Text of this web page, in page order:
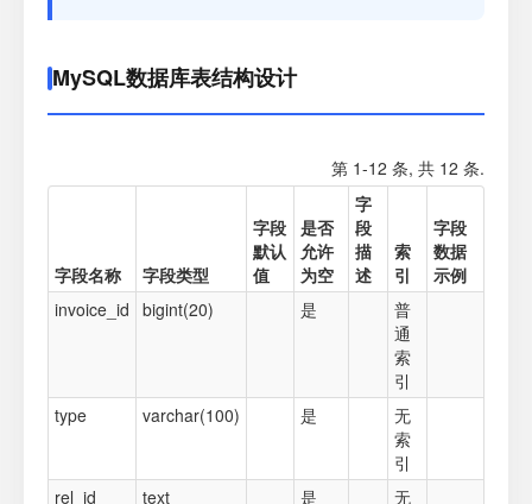
MySQL数据库表结构设计
第 1-12 条, 共 12 条.
字段名称 字段类型
字段
默认
值
是否
允许
为空
字
段
描
述
索
引
字段
数据
示例
invoice_id bigint(20) 是
普
通
索
引
type
varchar(100) 是
无
索
引
rel_id
text 是
无